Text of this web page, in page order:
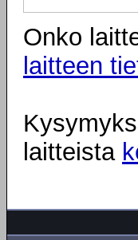
Onko
laitteen
laitteista